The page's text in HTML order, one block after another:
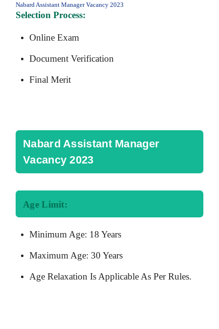
Nabard Assistant Manager Vacancy 2023
Selection Process:
Online Exam
Document Verification
Final Merit
Nabard Assistant Manager
Vacancy 2023
Age Limit:
Minimum Age: 18 Years
Maximum Age: 30 Years
Age Relaxation Is Applicable As Per Rules.